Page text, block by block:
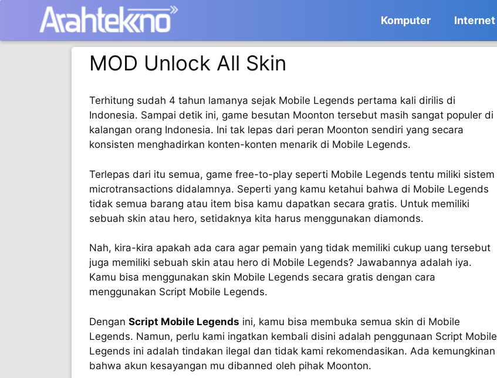
Komputer Internet
MOD Unlock All Skin
Terhitung sudah 4 tahun lamanya sejak Mobile Legends pertama kali dirilis di
Indonesia. Sampai detik ini, game besutan Moonton tersebut masih sangat populer di
kalangan orang Indonesia. Ini tak lepas dari peran Moonton sendiri yang secara
konsisten menghadirkan konten-konten menarik di Mobile Legends.
Terlepas dari itu semua, game free-to-play seperti Mobile Legends tentu miliki sistem
microtransactions didalamnya. Seperti yang kamu ketahui bahwa di Mobile Legends
tidak semua barang atau item bisa kamu dapatkan secara gratis. Untuk memiliki
sebuah skin atau hero, setidaknya kita harus menggunakan diamonds.
Nah, kira-kira apakah ada cara agar pemain yang tidak memiliki cukup uang tersebut
juga memiliki sebuah skin atau hero di Mobile Legends? Jawabannya adalah iya.
Kamu bisa menggunakan skin Mobile Legends secara gratis dengan cara
menggunakan Script Mobile Legends.
Dengan Script Mobile Legends ini, kamu bisa membuka semua skin di Mobile
Legends. Namun, perlu kami ingatkan kembali disini adalah penggunaan Script Mobile
Legends ini adalah tindakan ilegal dan tidak kami rekomendasikan. Ada kemungkinan
bahwa akun kesayangan mu dibanned oleh pihak Moonton.